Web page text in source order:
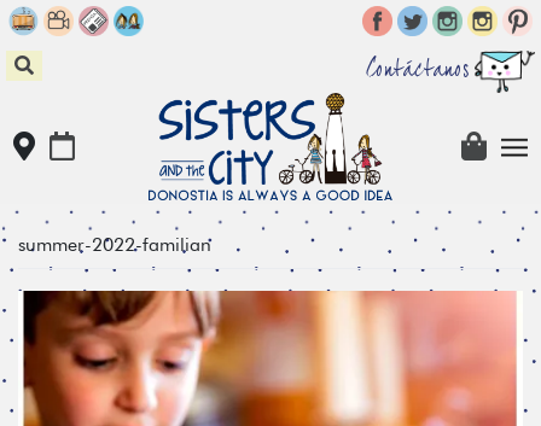
Skip
to
content
Contáctanos
summer-2022-familian